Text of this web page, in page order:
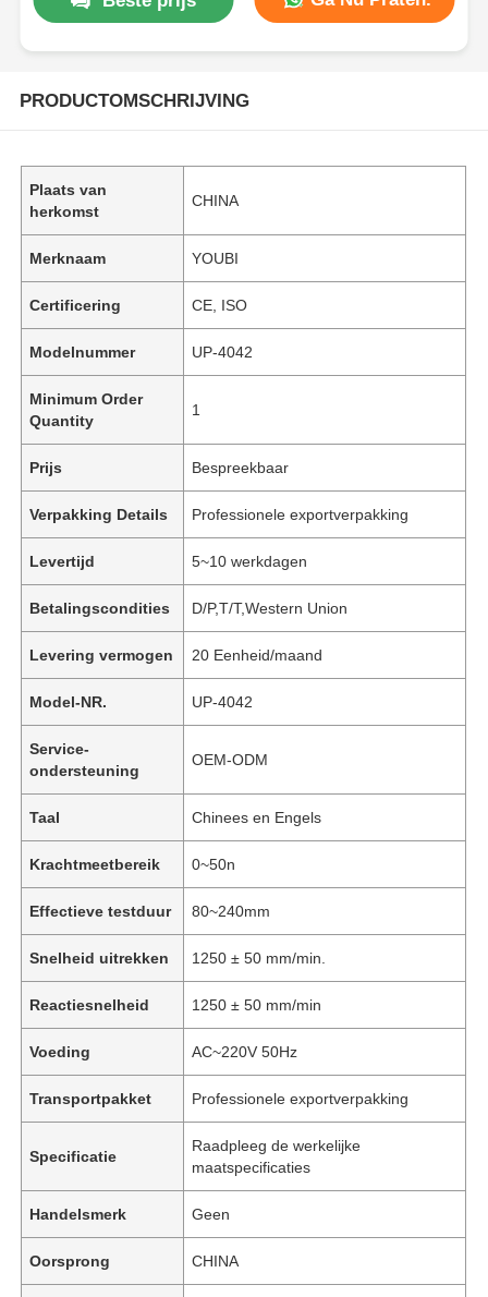
PRODUCTOMSCHRIJVING
Plaats van
herkomst
CHINA
Merknaam YOUBI
Certificering CE, ISO
Modelnummer UP-4042
Minimum Order
Quantity
1
Prijs Bespreekbaar
Verpakking Details Professionele exportverpakking
Levertijd 5~10 werkdagen
Betalingscondities D/P,T/T,Western Union
Levering vermogen 20 Eenheid/maand
Model-NR. UP-4042
Service-
ondersteuning
OEM-ODM
Taal Chinees en Engels
Krachtmeetbereik 0~50n
Effectieve testduur 80~240mm
Snelheid uitrekken 1250 ± 50 mm/min.
Reactiesnelheid 1250 ± 50 mm/min
Voeding AC~220V 50Hz
Transportpakket Professionele exportverpakking
Specificatie
Raadpleeg de werkelijke
maatspecificaties
Handelsmerk Geen
Oorsprong CHINA